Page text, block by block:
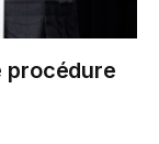
procédure